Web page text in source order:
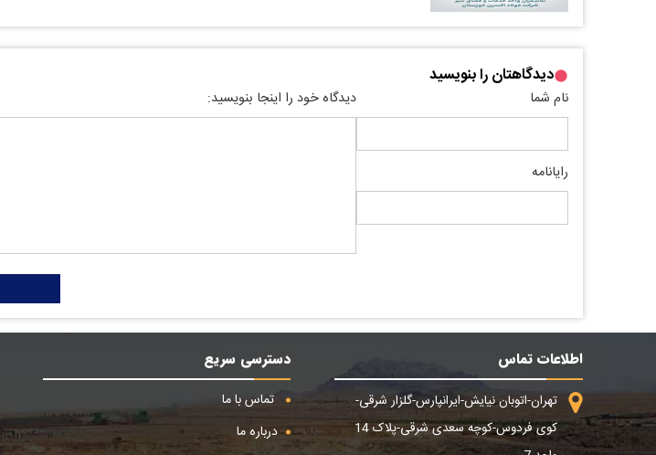
دیدگاهتان را بنویسید
نام شما
رایانامه
دیدگاه خود را اینجا بنویسید:
اطلاعات تماس
تهران-اتوبان نیایش-ایرانپارس-گلزار شرقی-
کوی فردوس-کوچه سعدی شرقی-پلاک 14
دسترسی سریع
تماس با ما
درباره ما